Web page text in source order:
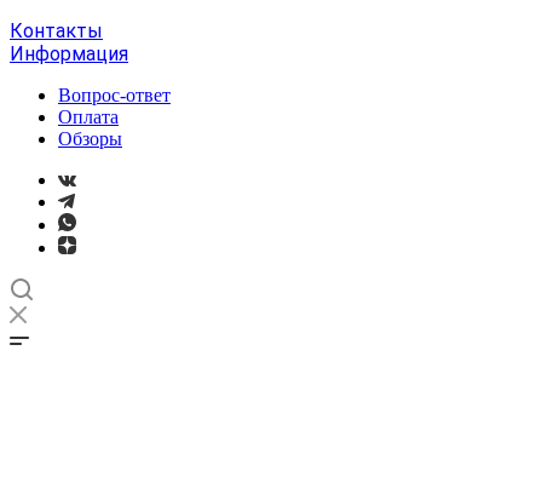
Контакты
Информация
Вопрос-ответ
Оплата
Обзоры